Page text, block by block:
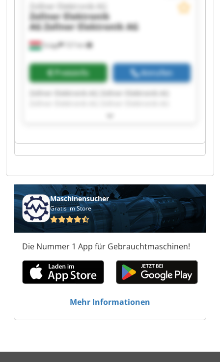
Szügy 727 km
Zollner Elektronik AG
Zollner Elektronik
AG Zollner Elektronik AG
Preisinfo Anrufen
Zollner Elektronik AG Zollner Elektronik AG
Zollner Elektronik AG Zollner Elektronik AG
Zollner Elektronik AG Zollner Elektronik AG
Zollner Elektronik AG Zollner Elektronik AG
Zollner Elektronik AG Zollner Elektronik AG
Zollner Elektronik AG Zollner Elektronik AG
Maschinensucher
Gratis im Store
Die Nummer 1 App für Gebrauchtmaschinen!
Mehr Informationen